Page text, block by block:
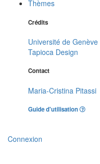
Thèmes
Crédits
Université de Genève
Tapioca Design
Contact
Maria-Cristina Pitassi
Guide d'utilisation
Connexion